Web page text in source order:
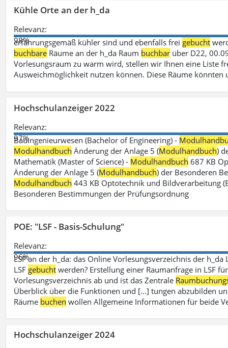
Kühle Orte an der h_da
Relevanz:
98%
erfahrungsgemäß kühler sind und ebenfalls frei gebucht
buchbare Räume an der h_da Raum buchbar über D22,
Vorlesungsraum zu warm wird, stellen wir Ihnen eine Liste
Ausweichmöglichkeit nutzen können. Diese Räume könnten
Hochschulanzeiger 2022
Relevanz:
97%
Bauingenieurwesen (Bachelor of Engineering) -
Modulhandbuch Änderung der Anlage 5 (Modulhandbuch)
Mathematik (Master of Science) - Modulhandbuch 687 KB
Änderung der Anlage 5 (Modulhandbuch) der Besonderen
Modulhandbuch 443 KB Optotechnik und Bildverarbeitung
Besonderen Bestimmungen der Prüfungsordnung
POE: "LSF - Basis-Schulung"
Relevanz:
96%
LSF an der h_da: das Online Vorlesungsverzeichnis der h_da
LSF gebucht werden? Erstellung einer Raumanfrage in LSF
Vorlesungsverzeichnis ab und ist das Zentrale
Überblick über die Funktionen und [...] tungen abzubilden
Räume buchen wollen Allgemeine Informationen für beide
Hochschulanzeiger 2024